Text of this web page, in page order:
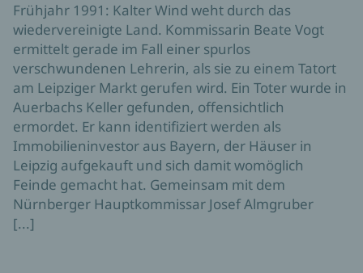
Frühjahr 1991: Kalter Wind weht durch das
wiedervereinigte Land. Kommissarin Beate Vogt
ermittelt gerade im Fall einer spurlos
verschwundenen Lehrerin, als sie zu einem Tatort
am Leipziger Markt gerufen wird. Ein Toter wurde in
Auerbachs Keller gefunden, offensichtlich
ermordet. Er kann identifiziert werden als
Immobilieninvestor aus Bayern, der Häuser in
Leipzig aufgekauft und sich damit womöglich
Feinde gemacht hat. Gemeinsam mit dem
Nürnberger Hauptkommissar Josef Almgruber
[...]